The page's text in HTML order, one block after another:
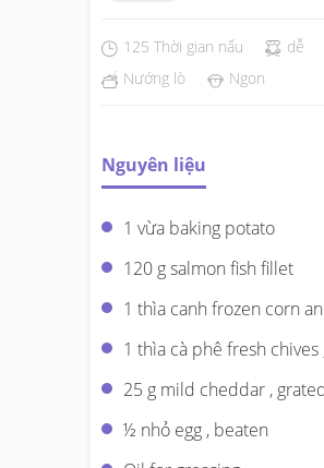
125 Thời gian nấu dễ
Nướng lò
Ngon
Nguyên liệu
1 vừa baking potato
120 g salmon fish fillet
1 thìa canh frozen corn
1 thìa cà phê fresh
25 g mild cheddar , grated
½ nhỏ egg , beaten